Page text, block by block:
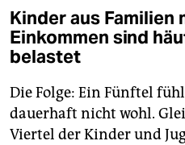
Kinder aus Familien
Einkommen sind
belastet
Die Folge: Ein Fünftel
dauerhaft nicht wohl.
Viertel der Kinder und